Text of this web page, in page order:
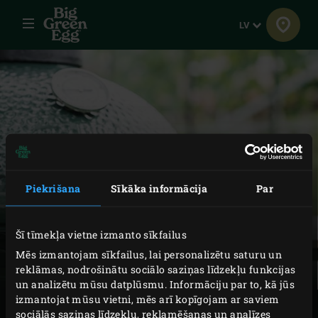
Piekrišana Sīkāka informācija Par
Šī tīmekļa vietne izmanto sīkfailus
Mēs izmantojam sīkfailus, lai personalizētu saturu un
reklāmas, nodrošinātu sociālo saziņas līdzekļu funkcijas
un analizētu mūsu datplūsmu. Informāciju par to, kā jūs
izmantojat mūsu vietni, mēs arī kopīgojam ar saviem
sociālās saziņas līdzekļu, reklamēšanas un analīzes
Izvēlne Valoda
LV
AUTORTIESĪBAS
Visas intelektuālā īpašuma tiesības, tostarp (bet ne tikai)
visas autortiesības un datu banku tiesības, kas attiecas
uz Big Green Egg Europe vietni un izriet no tās, un tajā
ietverto informāciju, pieder tikai Big Green Egg Europe.
Neko no Big Green Egg Europe tīmekļa vietnē ietvertā
satura nedrīkst reproducēt vai publiskot nekādā formā